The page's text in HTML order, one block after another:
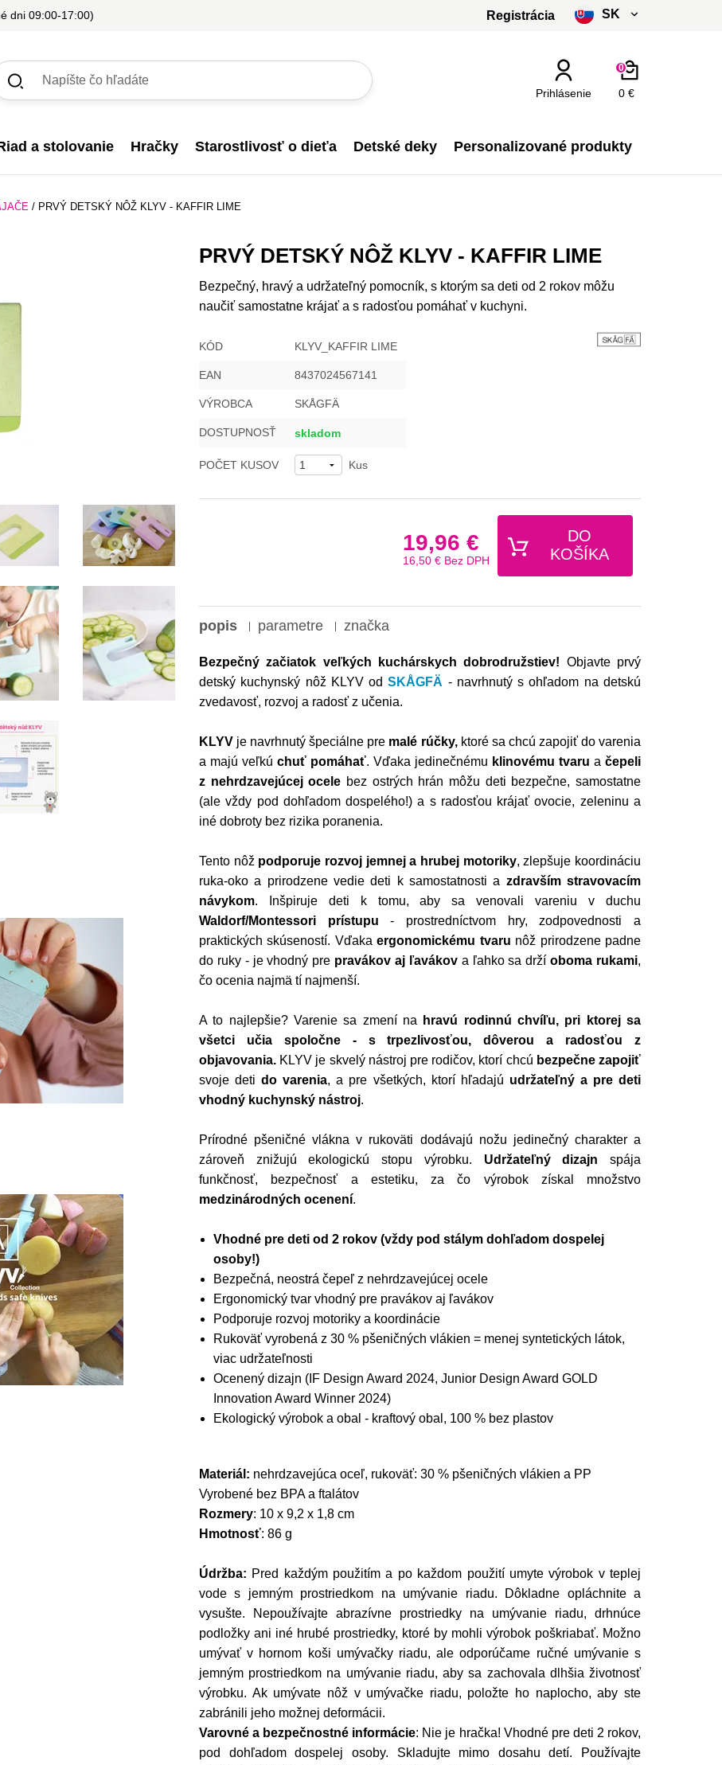
dni 09:00-17:00) Registrácia SK
slovenčina
€ - EUR
Prihlásenie 0 €
0
a stolovanie Hračky Starostlivosť o dieťa Detské deky Personalizované produkty
/ PRVÝ DETSKÝ NÔŽ KLYV - KAFFIR LIME
PRVÝ DETSKÝ NÔŽ KLYV - KAFFIR LIME
Bezpečný, hravý a udržateľný pomocník, s ktorým sa deti od 2 rokov môžu
naučiť samostatne krájať a s radosťou pomáhať v kuchyni.
KÓD KLYV_KAFFIR LIME
EAN 8437024567141
VÝROBCA SKÅGFÄ
DOSTUPNOSŤ skladom
POČET KUSOV Kus
19,96 €
16,50 € Bez DPH
DO
KOŠÍKA
popis parametre značka
Bezpečný začiatok veľkých kuchárskych dobrodružstiev! Objavte prvý
detský kuchynský nôž KLYV odSKÅGFÄ - navrhnutý s ohľadom na detskú
zvedavosť, rozvoj a radosť z učenia.
KLYV je navrhnutý špeciálne pre malé rúčky, ktoré sa chcú zapojiť do varenia
a majú veľkú chuť pomáhať. Vďaka jedinečnému klinovému tvaru a čepeli
z nehrdzavejúcej ocele bez ostrých hrán môžu deti bezpečne, samostatne
(ale vždy pod dohľadom dospelého!) a s radosťou krájať ovocie, zeleninu a
iné dobroty bez rizika poranenia.
Tento nôž podporuje rozvoj jemnej a hrubej motoriky, zlepšuje koordináciu
ruka-oko a prirodzene vedie deti k samostatnosti a zdravším stravovacím
návykom. Inšpiruje deti k tomu, aby sa venovali vareniu v duchu
Waldorf/Montessori prístupu - prostredníctvom hry, zodpovednosti a
praktických skúseností. Vďakaergonomickému tvaru nôž prirodzene padne
do ruky - je vhodný pre pravákov aj ľavákova ľahko sa držíoboma rukami,
čo ocenia najmä tí najmenší.
A to najlepšie? Varenie sa zmení na
hravú rodinnú chvíľu, pri ktorej sa
všetci učia spoločne - s trpezlivosťou, dôverou a radosťou z
objavovania. KLYV je skvelý nástroj pre rodičov, ktorí chcú bezpečne zapojiť
svoje detido varenia, a pre všetkých, ktorí hľadajú udržateľný a pre deti
vhodný kuchynský nástroj.
Prírodné pšeničné vlákna v rukoväti dodávajú nožu jedinečný charakter a
zároveň znižujú ekologickú stopu výrobku. Udržateľný dizajn spája
funkčnosť, bezpečnosť a estetiku, za čo výrobok získal množstvo
medzinárodných ocenení.
Vhodné pre deti od 2 rokov (vždy pod stálym dohľadom dospelej
osoby!)
Bezpečná, neostrá čepeľ z nehrdzavejúcej ocele
Ergonomický tvar vhodný pre pravákov aj ľavákov
Podporuje rozvoj motoriky a koordinácie
Rukoväť vyrobená z 30 % pšeničných vlákien = menej syntetických látok,
viac udržateľnosti
Ocenený dizajn (IF Design Award 2024, Junior Design Award GOLD
Innovation Award Winner 2024)
Ekologický výrobok a obal - kraftový obal, 100 % bez plastov
Materiál: nehrdzavejúca oceľ, rukoväť: 30 % pšeničných vlákien a PP
Vyrobené bez BPA a ftalátov
Rozmery: 10 x 9,2 x 1,8 cm
Hmotnosť: 86 g
Údržba: Pred každým použitím a po každom použití umyte výrobok v teplej
vode s jemným prostriedkom na umývanie riadu. Dôkladne opláchnite a
vysušte. Nepoužívajte abrazívne prostriedky na umývanie riadu, drhnúce
podložky ani iné hrubé prostriedky, ktoré by mohli výrobok poškriabať. Možno
umývať v hornom koši umývačky riadu, ale odporúčame ručné umývanie s
jemným prostriedkom na umývanie riadu, aby sa zachovala dlhšia životnosť
výrobku. Ak umývate nôž v umývačke riadu, položte ho naplocho, aby ste
zabránili jeho možnej deformácii.
Varovné a bezpečnostné informácie: Nie je hračka! Vhodné pre deti 2 rokov,
pod dohľadom dospelej osoby. Skladujte mimo dosahu detí. Používajte